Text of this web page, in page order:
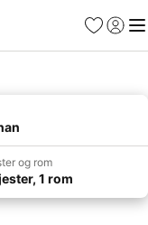
Favoritter
Logg
og rom
1 rom